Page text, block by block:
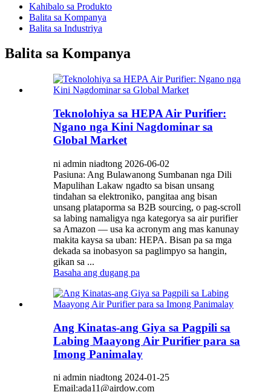
Kahibalo sa Produkto
Balita sa Kompanya
Balita sa Industriya
Balita sa Kompanya
Teknolohiya sa HEPA Air Purifier:
Ngano nga Kini Nagdominar sa
Global Market
ni admin niadtong 2026-06-02
Pasiuna: Ang Bulawanong Sumbanan nga Dili
Mapulihan Lakaw ngadto sa bisan unsang
tindahan sa elektroniko, pangitaa ang bisan
unsang plataporma sa B2B sourcing, o pag-scroll
sa labing namaligya nga kategorya sa air purifier
sa Amazon — usa ka acronym ang mas kanunay
makita kaysa sa uban: HEPA. Bisan pa sa mga
dekada sa inobasyon sa paglimpyo sa hangin,
gikan sa ...
Basaha ang dugang pa
Ang Kinatas-ang Giya sa Pagpili sa
Labing Maayong Air Purifier para sa
Imong Panimalay
ni admin niadtong 2024-01-25
Email:ada11@airdow.com